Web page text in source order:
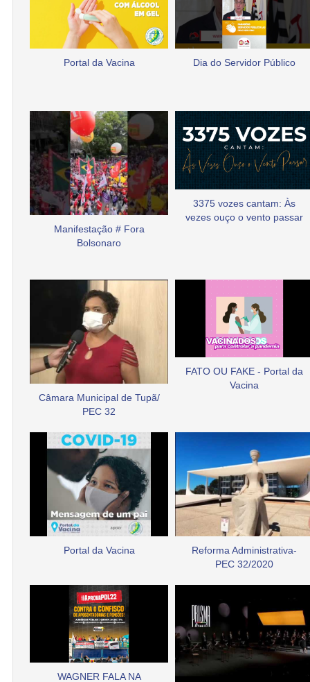
Portal da Vacina Dia do Servidor Público
Manifestação # Fora
Bolsonaro
3375 vozes cantam: Às
vezes ouço o vento passar
Câmara Municipal de Tupã/
PEC 32
FATO OU FAKE - Portal da
Vacina
Portal da Vacina
Reforma Administrativa-
PEC 32/2020
WAGNER FALA NA